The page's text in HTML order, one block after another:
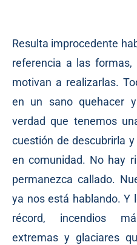
Resulta improcedente
referencia a las
motivan a realizarlas.
en un sano quehacer
verdad que tenemos
cuestión de descubrirla
en comunidad. No hay
permanezca callado.
ya nos está hablando. Y
récord, incendios
extremas y glaciares